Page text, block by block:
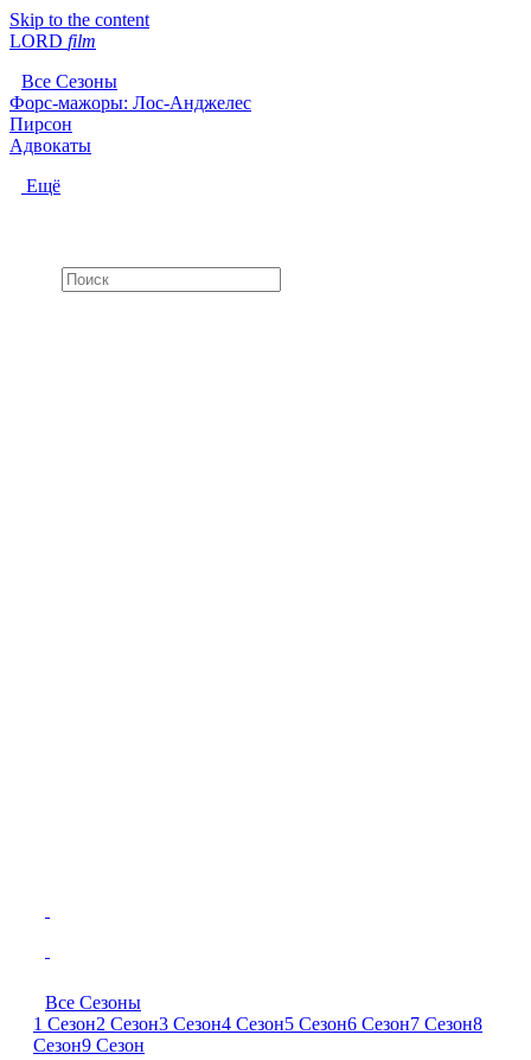
Skip to the content
LORD film
Все Сезоны
Форс-мажоры: Лос-Анджелес
Пирсон
Адвокаты
Ещё
Все Сезоны
1 Сезон2 Сезон3 Сезон4 Сезон5 Сезон6 Сезон7 Сезон8
Сезон9 Сезон